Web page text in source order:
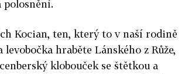
polosnění.
Kocian, ten, který to v naší rodině
hraběte Lánského z Růže,
klobouček se štětkou a